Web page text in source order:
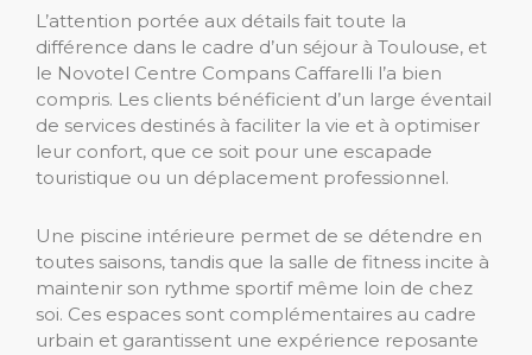
L’attention portée aux détails fait toute la
différence dans le cadre d’un séjour à Toulouse, et
le Novotel Centre Compans Caffarelli l’a bien
compris. Les clients bénéficient d’un large éventail
de services destinés à faciliter la vie et à optimiser
leur confort, que ce soit pour une escapade
touristique ou un déplacement professionnel.
Une piscine intérieure permet de se détendre en
toutes saisons, tandis que la salle de fitness incite à
maintenir son rythme sportif même loin de chez
soi. Ces espaces sont complémentaires au cadre
urbain et garantissent une expérience reposante